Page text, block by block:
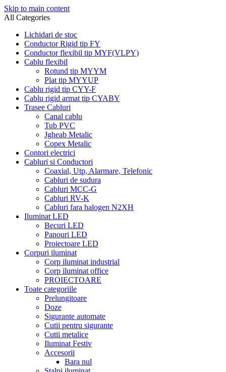
Skip to main content
All Categories
Lichidari de stoc
Conductor Rigid tip FY
Conductor flexibil tip MYF(VLPY)
Cablu flexibil
Rotund tip MYYM
Plat tip MYYUP
Cablu rigid tip CYY-F
Cablu rigid armat tip CYABY
Trasee Cabluri
Canal cablu
Tub PVC
Jgheab Metalic
Copex Metalic
Contori electrici
Cabluri si Conductori
Coaxial, Utp, Alarmare, Telefonic
Cabluri de sudura
Cabluri MCC-G
Cabluri RV-K
Cabluri fara halogen N2XH
Iluminat LED
Becuri LED
Panouri LED
Proiectoare LED
Corpuri iluminat
Corp iluminat industrial
Corp iluminat office
PROIECTOARE
Toate categoriile
Prelungitoare
Doze
Sigurante automate
Cutii pentru sigurante
Cutii metalice
Iluminat Festiv
Accesorii
Bara nul